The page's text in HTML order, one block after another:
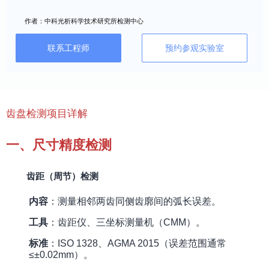
作者：中科光析科学技术研究所检测中心
联系工程师 预约参观实验室
齿盘检测项目详解
一、尺寸精度检测
齿距（周节）检测
内容 ：测量相邻两齿同侧齿廓间的弧长误差。
工具 ：齿距仪、三坐标测量机（CMM）。
标准 ：ISO 1328、AGMA 2015（误差范围通常
≤±0.02mm）。